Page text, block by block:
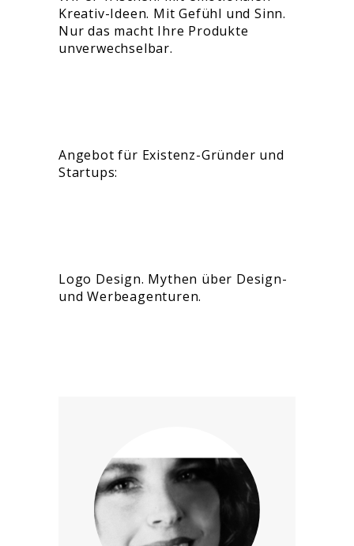
Kreativ-Ideen. Mit Gefühl und Sinn.
Nur das macht Ihre Produkte
unverwechselbar.
Angebot für Existenz-Gründer und
Startups:
Logo Design. Mythen über Design-
und Werbeagenturen.